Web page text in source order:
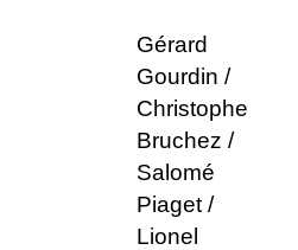
Gérard
Gourdin /
Christophe
Bruchez /
Salomé
Piaget /
Lionel